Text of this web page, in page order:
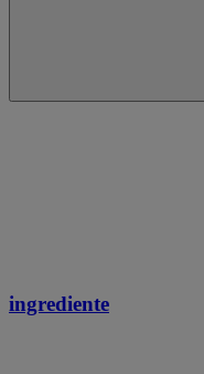
ingrediente